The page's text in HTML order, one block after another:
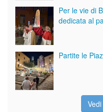
Per le vie di
dedicata al
Partite le